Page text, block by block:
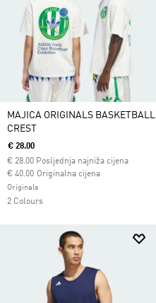
MAJICA ORIGINALS BASKETBALL
CREST
€ 28.00
€ 28.00 Posljednja najniža cijena
Originalna cijena
Cijena umanjena od
€ 40.00za
Originals
2 Colours